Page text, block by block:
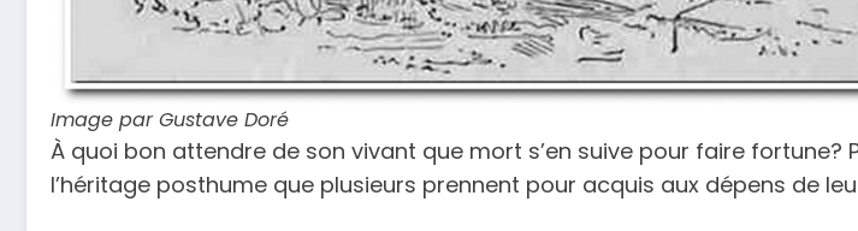
Image par Gustave Doré
À quoi bon attendre de son vivant que mort s’en suive pour faire fortune?
l’héritage posthume que plusieurs prennent pour acquis aux dépens de